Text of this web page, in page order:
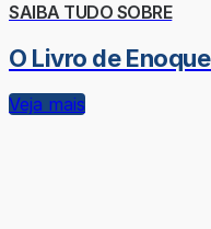
SAIBA TUDO SOBRE
O Livro de
Veja mais